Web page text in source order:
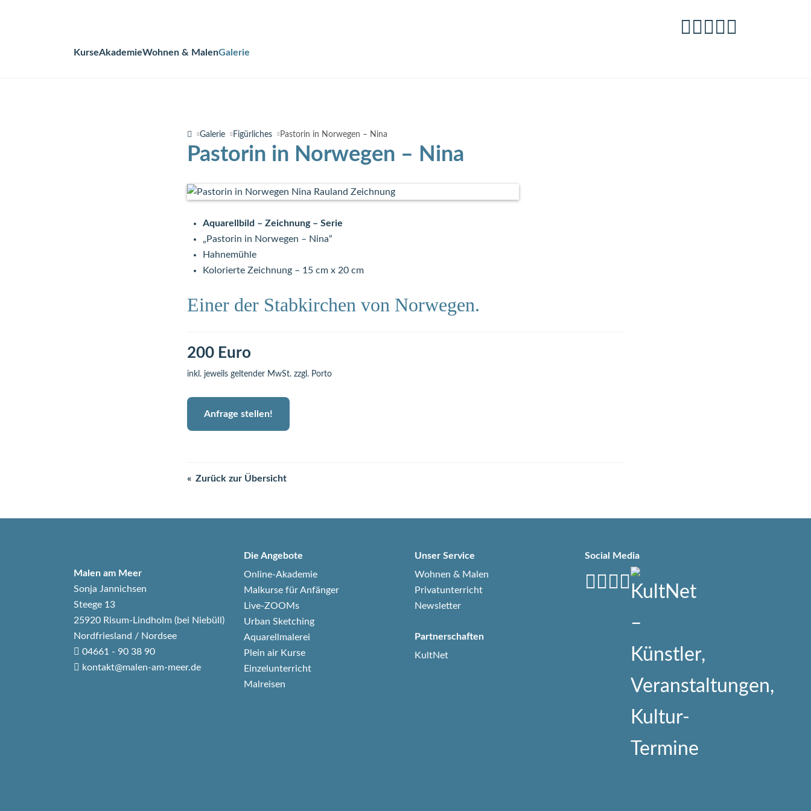
Navigation
KurseAkademieWohnen & MalenGalerie
Galerie Figürliches Pastorin in Norwegen – Nina
Pastorin in Norwegen – Nina
Aquarellbild – Zeichnung – Serie
„Pastorin in Norwegen – Nina“
Hahnemühle
Kolorierte Zeichnung – 15 cm x 20 cm
Einer der Stabkirchen von Norwegen.
200 Euro
inkl. jeweils geltender MwSt. zzgl. Porto
Anfrage stellen!
Zurück zur Übersicht
Malen am Meer
Sonja Jannichsen
Steege 13
25920 Risum-Lindholm (bei Niebüll)
Nordfriesland / Nordsee
04661 - 90 38 90
kontakt@malen-am-meer.de
Die Angebote
Online-Akademie
Malkurse für Anfänger
Live-ZOOMs
Urban Sketching
Aquarellmalerei
Plein air Kurse
Einzelunterricht
Malreisen
Unser Service
Wohnen & Malen
Privatunterricht
Newsletter
Partnerschaften
KultNet
Social Media